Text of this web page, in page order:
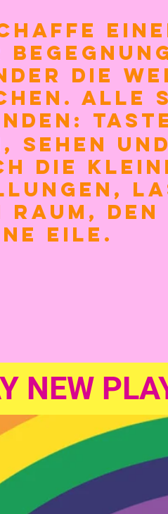
die
Alle
Sehen
die
Raum,
Eile.
NEW